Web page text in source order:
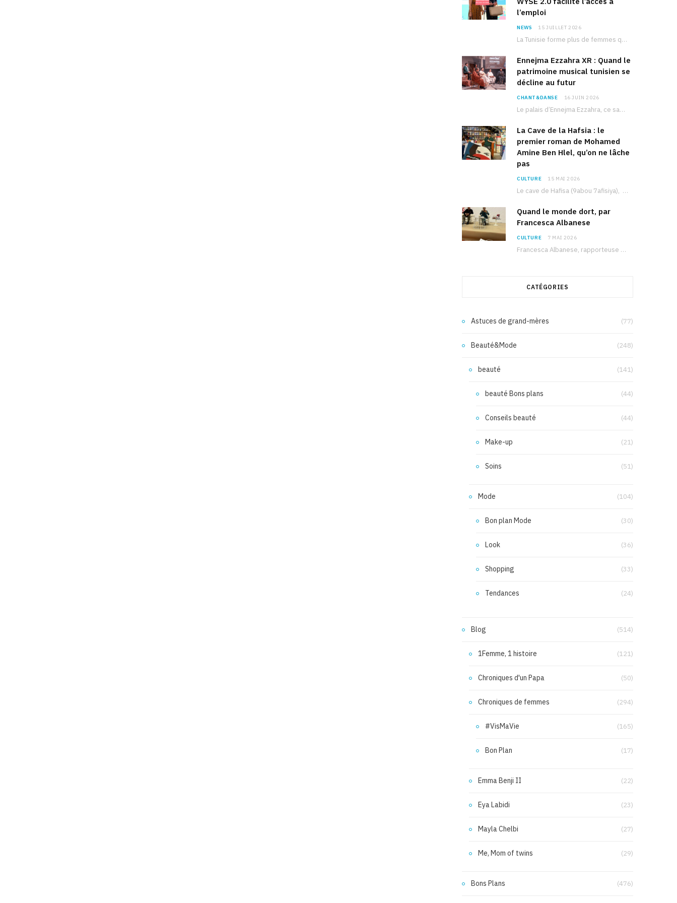
l’emploi
NEWS 15 JUILLET 2026
La Tunisie forme plus de femmes que d’hommes dans les filières scientifiques. Pourtant, pour beaucoup…
Ennejma Ezzahra XR : Quand le
patrimoine musical tunisien se
décline au futur
CHANT&DANSE 16 JUIN 2026
Le palais d’Ennejma Ezzahra, ce sanctuaire de la musique tunisienne et méditerranéenne construit par le…
La Cave de la Hafsia : le
premier roman de Mohamed
Amine Ben Hlel, qu’on ne lâche
pas
CULTURE 15 MAI 2026
Le cave de Hafisa (9abou 7afisiya), premier roman du journaliste tunisien Mohamed Amine Ben Hlel,…
Quand le monde dort, par
Francesca Albanese
CULTURE 7 MAI 2026
Francesca Albanese, rapporteuse spéciale de l’ONU sur les territoires palestiniens occupés, était à Tunis pour…
CATÉGORIES
Astuces de grand-mères (77)
Beauté&Mode (248)
beauté (141)
beauté Bons plans (44)
Conseils beauté (44)
Make-up (21)
Soins (51)
Mode (104)
Bon plan Mode (30)
Look (36)
Shopping (33)
Tendances (24)
Blog (514)
1Femme, 1 histoire (121)
Chroniques d'un Papa (50)
Chroniques de femmes (294)
#VisMaVie (165)
Bon Plan (17)
Emma Benji II (22)
Eya Labidi (23)
Mayla Chelbi (27)
Me, Mom of twins (29)
Bons Plans (476)